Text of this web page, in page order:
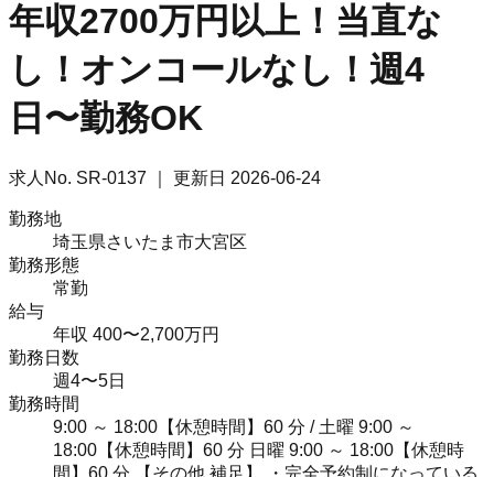
年収2700万円以上！当直な
し！オンコールなし！週4
日〜勤務OK
求人No. SR-0137 ｜ 更新日 2026-06-24
勤務地
埼玉県さいたま市大宮区
勤務形態
常勤
給与
年収 400〜2,700万円
勤務日数
週4〜5日
勤務時間
9:00 ～ 18:00【休憩時間】60 分 / 土曜 9:00 ～
18:00【休憩時間】60 分 日曜 9:00 ～ 18:00【休憩時
間】60 分 【その他 補足】 ・完全予約制になっている